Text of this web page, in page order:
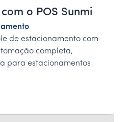
o POS Sunmi
de estacionamento com
completa,
para estacionamentos